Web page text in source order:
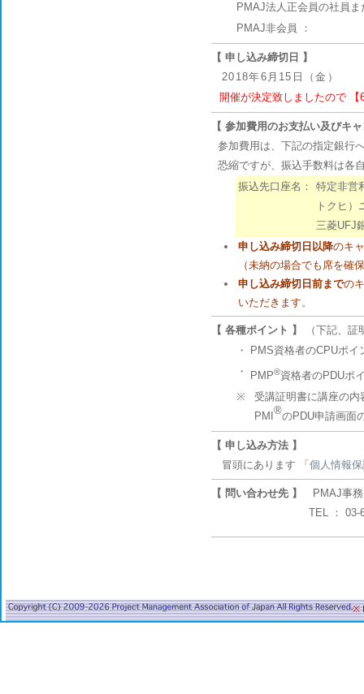
PMAJ法人正会員の社員
PMAJ非会員 ：
【 申し込み締切日 】
2018年6月15日（金）
開催が決定致しましたので 【
【 参加費用のお支払い及びキ
参加費用は、下記の指定銀行
恐縮ですが、振込手数料は各
振込先口座名：
特定非営
トクヒ
三菱UFJ
申し込み締切日以降のキ
（未納の場合でも席を確
申し込み締切日前までの
いただきます。
【 各種ポイント 】
（下記、証
・
PMS資格者のCPUポ
・
PMP®資格者のPDUポ
※
受講証明書に講座の
PMI ®のPDU申請画面
【 申し込み方法 】
冒頭にあります 「 個人情報
【 問い合わせ先 】
PMAJ事
TEL ： 03-6234-
※